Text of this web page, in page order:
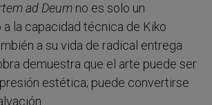
ad Deum no es solo un
la capacidad técnica de Kiko
a su vida de radical entrega
demuestra que el arte puede ser
estética; puede convertirse